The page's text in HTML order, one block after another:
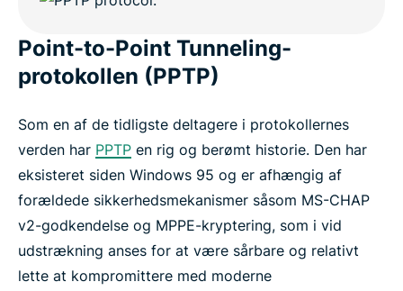
Point-to-Point Tunneling-
protokollen (PPTP)
Som en af de tidligste deltagere i protokollernes
verden har PPTP en rig og berømt historie. Den har
eksisteret siden Windows 95 og er afhængig af
forældede sikkerhedsmekanismer såsom MS-CHAP
v2-godkendelse og MPPE-kryptering, som i vid
udstrækning anses for at være sårbare og relativt
lette at kompromittere med moderne